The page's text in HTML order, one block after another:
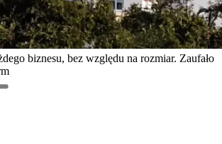
biznesu, bez względu na rozmiar. Zaufało